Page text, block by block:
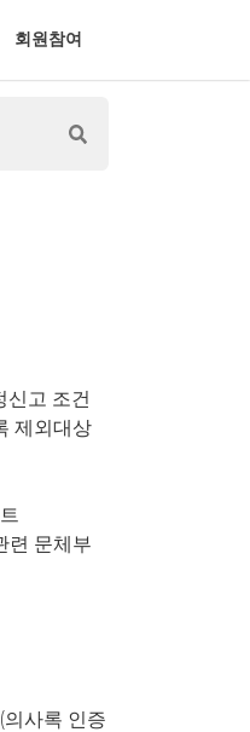
회원참여
신고 조건
제외대상
련 문체부
사록 인증